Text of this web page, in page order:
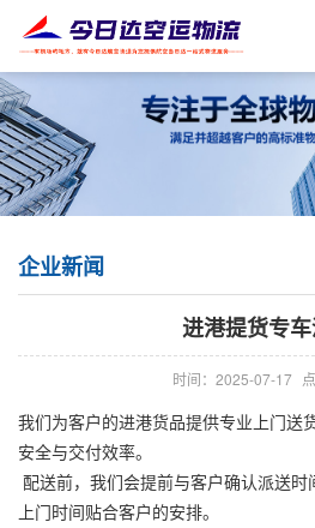
企业新闻
进港提货专
时间：2025-07-17
我们为客户的进港货品提供专业上门送
安全与交付效率。
配送前，我们会提前与客户确认派送
上门时间贴合客户的安排。